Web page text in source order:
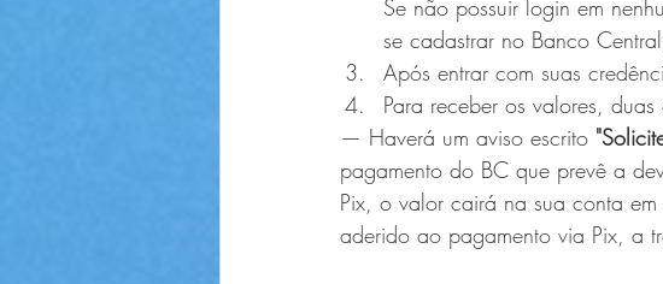
Se não possuir login em
se cadastrar no Banco
Após entrar com suas
Para receber os valores,
— Haverá um aviso escrito
pagamento do BC que prevê a
Pix, o valor cairá na sua conta
aderido ao pagamento via Pix, a